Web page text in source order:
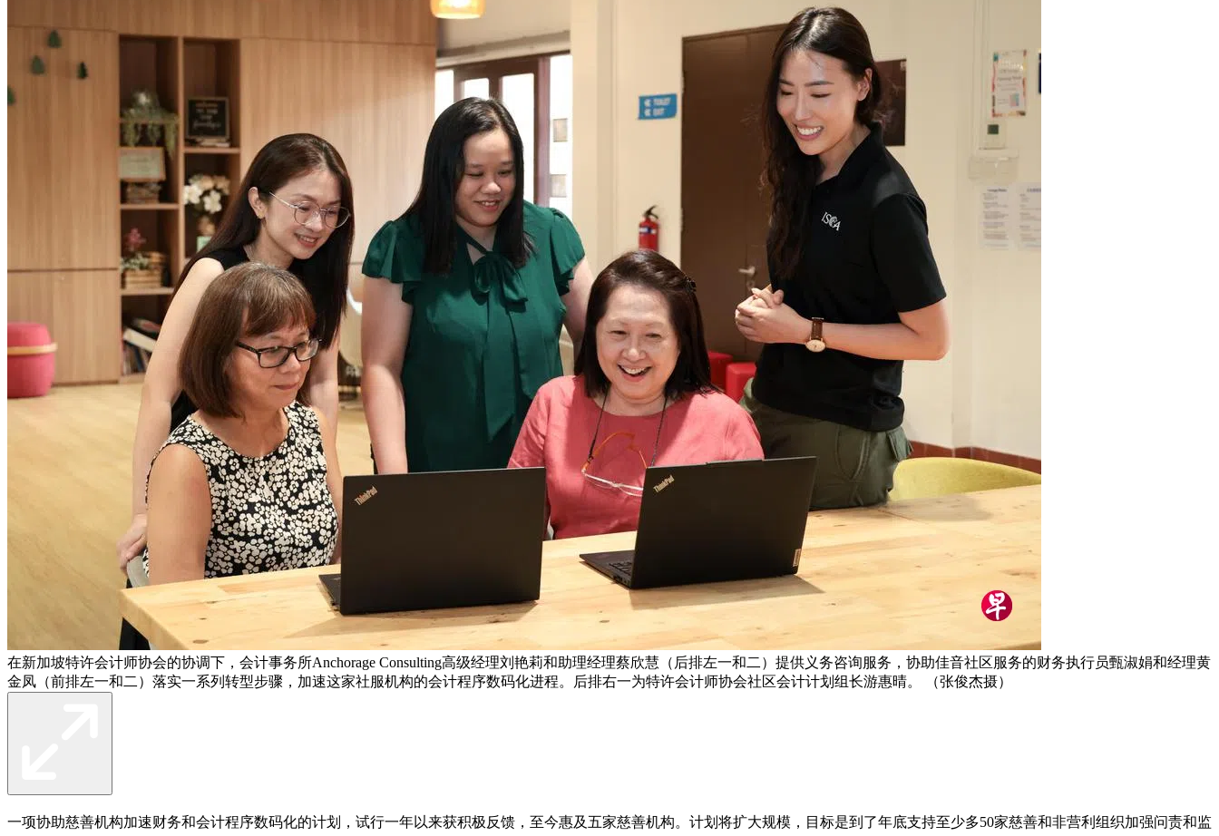
在新加坡特许会计师协会的协调下，会计事务所Anchorage Consulting高级经理刘艳莉和助理经理蔡欣慧（后排左一和二）提供义务咨询服务，协助佳音社区服务的财务执行员甄淑娟和经理黄
金凤（前排左一和二）落实一系列转型步骤，加速这家社服机构的会计程序数码化进程。后排右一为特许会计师协会社区会计计划组长游惠晴。 （张俊杰摄）
一项协助慈善机构加速财务和会计程序数码化的计划，试行一年以来获积极反馈，至今惠及五家慈善机构。计划将扩大规模，目标是到了年底支持至少多50家慈善和非营利组织加强问责和监